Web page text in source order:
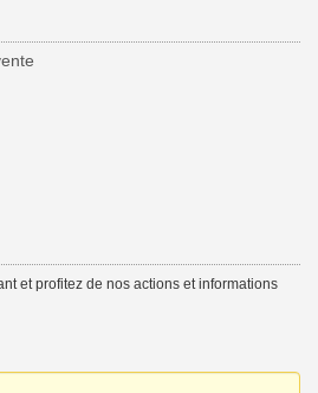
et profitez de nos actions et informations